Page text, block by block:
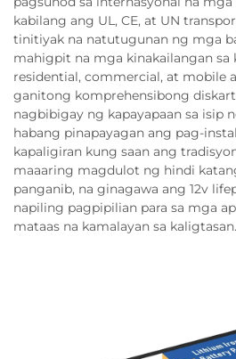
kabilang ang UL, CE, at UN
tinitiyak na natutugunan ng mga
mahigpit na mga kinakailangan sa
residential, commercial, at mobile
ganitong komprehensibong
nagbibigay ng kapayapaan sa isip
habang pinapayagan ang pag-
kapaligiran kung saan ang
maaaring magdulot ng hindi
panganib, na ginagawa ang 12v
napiling pagpipilian para sa mga
mataas na kamalayan sa kaligtasan.